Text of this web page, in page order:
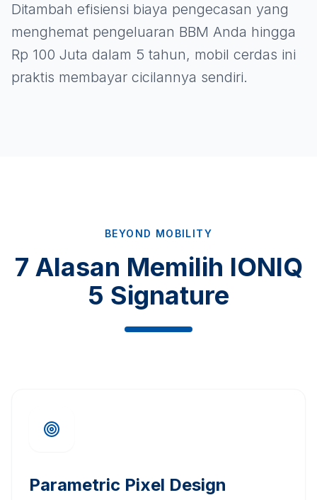
Ditambah efisiensi biaya pengecasan yang
menghemat pengeluaran BBM Anda hingga
Rp 100 Juta dalam 5 tahun, mobil cerdas ini
praktis membayar cicilannya sendiri.
BEYOND MOBILITY
7 Alasan Memilih IONIQ
5 Signature
Parametric Pixel Design